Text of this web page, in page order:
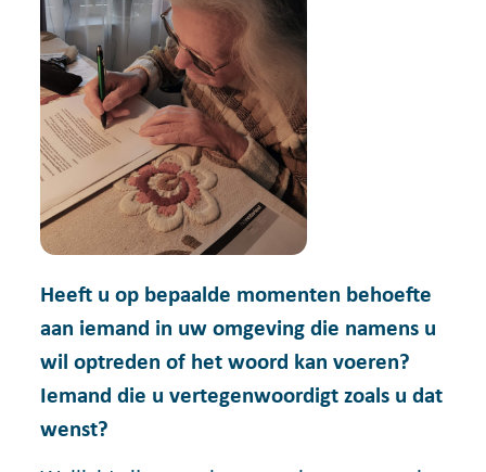
Heeft u op bepaalde momenten behoefte
aan iemand in uw omgeving die namens u
wil optreden of het woord kan voeren?
Iemand die u vertegenwoordigt zoals u dat
wenst?